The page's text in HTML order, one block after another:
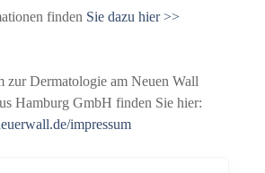
finden Sie dazu hier >>
zur Dermatologie am Neuen Wall
Hamburg GmbH finden Sie hier:
impressum